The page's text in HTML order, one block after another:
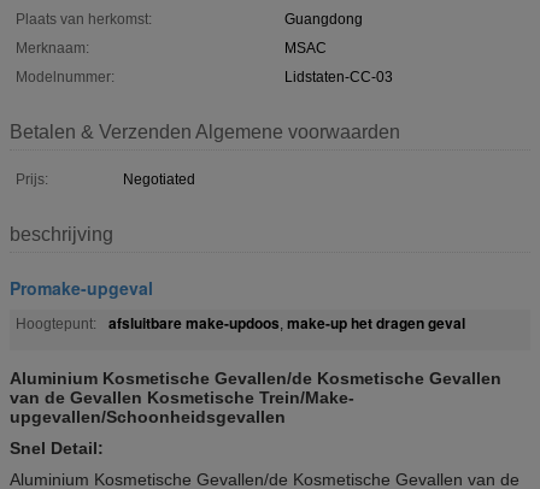
Plaats van herkomst:
Guangdong
Merknaam:
MSAC
Modelnummer:
Lidstaten-CC-03
Betalen & Verzenden Algemene voorwaarden
Prijs: Negotiated
beschrijving
Promake-upgeval
Hoogtepunt: afsluitbare make-updoos, make-up het dragen geval
Aluminium Kosmetische Gevallen/de Kosmetische Gevallen
van de Gevallen Kosmetische Trein/Make-
upgevallen/Schoonheidsgevallen
Snel Detail:
Aluminium Kosmetische Gevallen/de Kosmetische Gevallen van de